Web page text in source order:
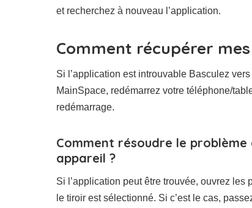
et recherchez à nouveau l’application.
Comment récupérer
Si l’application est introuvable Basculez
MainSpace, redémarrez votre téléphone/
redémarrage.
Comment résoudre le
appareil ?
Si l’application peut être trouvée, ouvrez les
le tiroir est sélectionné. Si c’est le cas,